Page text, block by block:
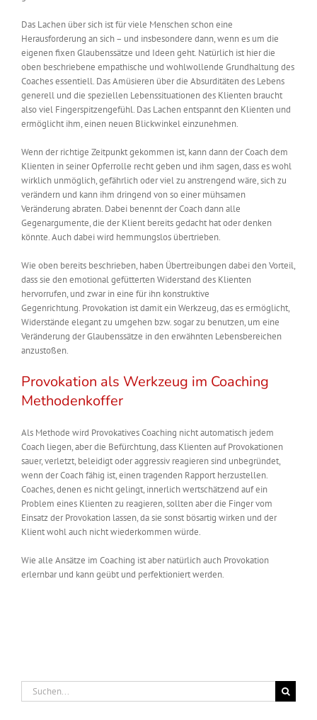
Das Lachen über sich ist für viele Menschen schon eine
Herausforderung an sich – und insbesondere dann, wenn es um die
eigenen fixen Glaubenssätze und Ideen geht. Natürlich ist hier die
oben beschriebene empathische und wohlwollende Grundhaltung des
Coaches essentiell. Das Amüsieren über die Absurditäten des Lebens
generell und die speziellen Lebenssituationen des Klienten braucht
also viel Fingerspitzengefühl. Das Lachen entspannt den Klienten und
ermöglicht ihm, einen neuen Blickwinkel einzunehmen.
Wenn der richtige Zeitpunkt gekommen ist, kann dann der Coach dem
Klienten in seiner Opferrolle recht geben und ihm sagen, dass es wohl
wirklich unmöglich, gefährlich oder viel zu anstrengend wäre, sich zu
verändern und kann ihm dringend von so einer mühsamen
Veränderung abraten. Dabei benennt der Coach dann alle
Gegenargumente, die der Klient bereits gedacht hat oder denken
könnte. Auch dabei wird hemmungslos übertrieben.
Wie oben bereits beschrieben, haben Übertreibungen dabei den Vorteil,
dass sie den emotional gefütterten Widerstand des Klienten
hervorrufen, und zwar in eine für ihn konstruktive
Gegenrichtung. Provokation ist damit ein Werkzeug, das es ermöglicht,
Widerstände elegant zu umgehen bzw. sogar zu benutzen, um eine
Veränderung der Glaubenssätze in den erwähnten Lebensbereichen
anzustoßen.
Provokation als Werkzeug im Coaching
Methodenkoffer
Als Methode wird Provokatives Coaching nicht automatisch jedem
Coach liegen, aber die Befürchtung, dass Klienten auf Provokationen
sauer, verletzt, beleidigt oder aggressiv reagieren sind unbegründet,
wenn der Coach fähig ist, einen tragenden Rapport herzustellen.
Coaches, denen es nicht gelingt, innerlich wertschätzend auf ein
Problem eines Klienten zu reagieren, sollten aber die Finger vom
Einsatz der Provokation lassen, da sie sonst bösartig wirken und der
Klient wohl auch nicht wiederkommen würde.
Wie alle Ansätze im Coaching ist aber natürlich auch Provokation
erlernbar und kann geübt und perfektioniert werden.
Suche
nach: